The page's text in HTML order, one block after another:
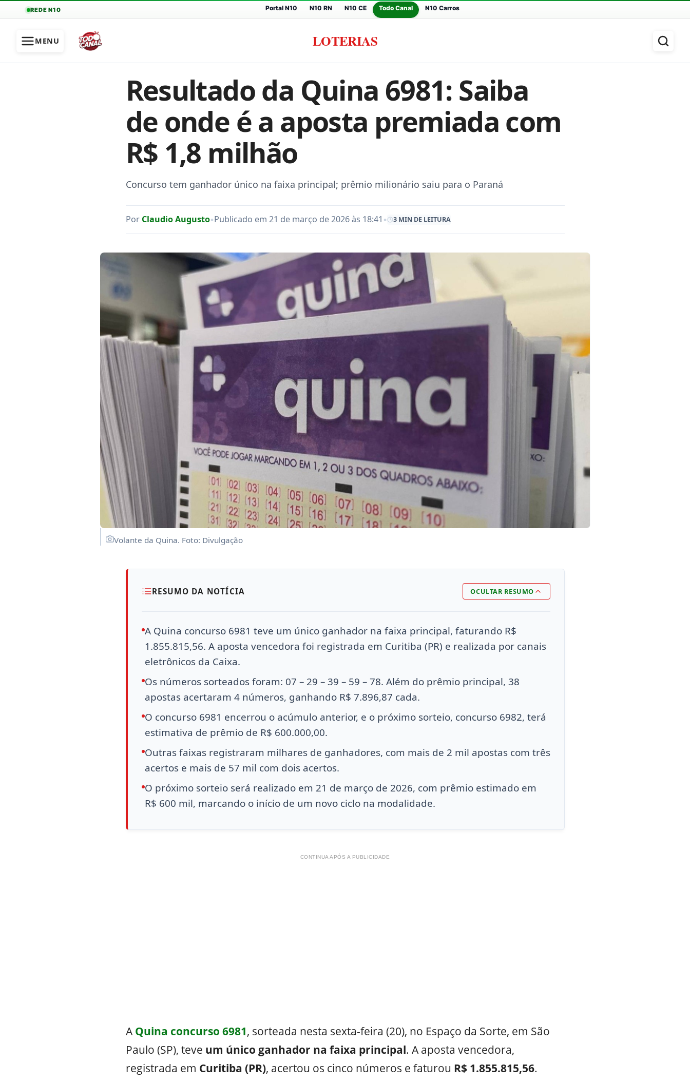
REDE N10 Portal N10 N10 RN N10 CE Todo Canal N10 Carros
MENU LOTERIAS
Resultado da Quina 6981: Saiba
de onde é a aposta premiada com
R$ 1,8 milhão
Concurso tem ganhador único na faixa principal; prêmio milionário saiu para o Paraná
Por Claudio Augusto•Publicado em 21 de março de 2026 às 18:41 • 3 MIN DE LEITURA
Volante da Quina. Foto: Divulgação
RESUMO DA NOTÍCIA OCULTAR RESUMO
A Quina concurso 6981 teve um único ganhador na faixa principal, faturando R$
1.855.815,56. A aposta vencedora foi registrada em Curitiba (PR) e realizada por canais
eletrônicos da Caixa.
Os números sorteados foram: 07 – 29 – 39 – 59 – 78. Além do prêmio principal, 38
apostas acertaram 4 números, ganhando R$ 7.896,87 cada.
O concurso 6981 encerrou o acúmulo anterior, e o próximo sorteio, concurso 6982, terá
estimativa de prêmio de R$ 600.000,00.
Outras faixas registraram milhares de ganhadores, com mais de 2 mil apostas com três
acertos e mais de 57 mil com dois acertos.
O próximo sorteio será realizado em 21 de março de 2026, com prêmio estimado em
R$ 600 mil, marcando o início de um novo ciclo na modalidade.
CONTINUA APÓS A PUBLICIDADE
AQuina concurso 6981, sorteada nesta sexta-feira (20), no Espaço da Sorte, em São
Paulo (SP), teve um único ganhador na faixa principal. A aposta vencedora,
registrada em Curitiba (PR), acertou os cinco números e faturou R$ 1.855.815,56.